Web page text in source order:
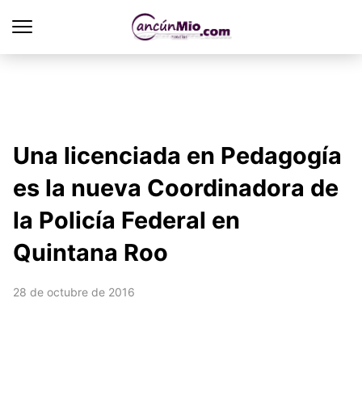
Una licenciada en Pedagogía
es la nueva Coordinadora de
la Policía Federal en
Quintana Roo
28 de octubre de 2016